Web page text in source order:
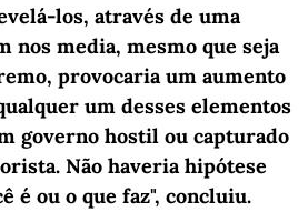
los, através de uma
nos media, mesmo que seja
provocaria um aumento
um desses elementos
governo hostil ou capturado
Não haveria hipótese
é ou o que faz", concluiu.